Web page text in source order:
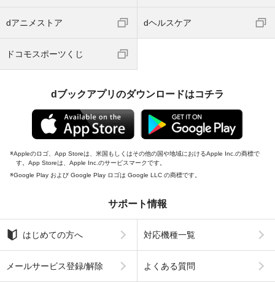
dアニメストア dヘルスケア
ドコモスポーツくじ
dブックアプリのダウンロードはコチラ
Appleのロゴ、App Storeは、米国もしくはその他の国や地域におけるApple Inc.の商標で
す。App Storeは、Apple Inc.のサービスマークです。
Google Play および Google Play ロゴは Google LLC の商標です。
サポート情報
はじめての方へ 対応機種一覧
メールサービス登録/解除 よくある質問